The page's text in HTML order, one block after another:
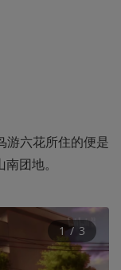
游六花所住的便是
团地。
1 / 3